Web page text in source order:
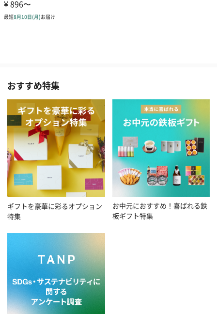
おすすめ特集
ギフトを豪華に彩るオプション
特集
お中元におすすめ！喜ばれる鉄
板ギフト特集